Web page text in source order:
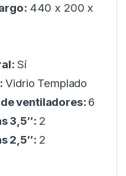
440 x 200 x
Sí
Vidrio Templado
ventiladores: 6
3,5″: 2
2,5″: 2